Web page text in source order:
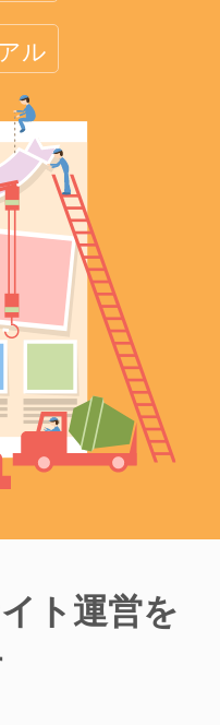
ル
ト運営を